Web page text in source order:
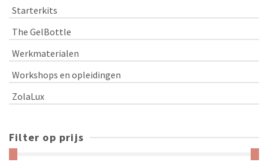
Starterkits
The GelBottle
Werkmaterialen
Workshops en opleidingen
ZolaLux
Filter op prijs